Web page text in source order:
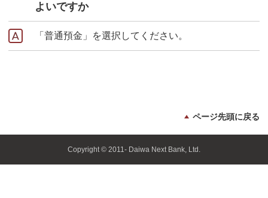
よいですか
「普通預金」を選択してください。
ページ先頭に戻る
Copyright © 2011- Daiwa Next Bank, Ltd.